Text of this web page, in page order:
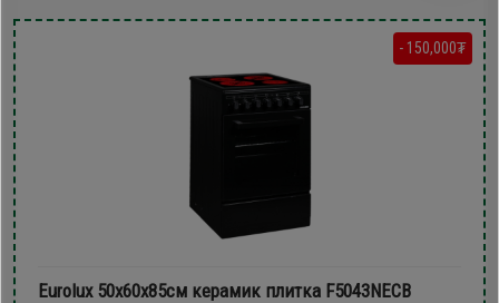
- 150,000₮
Eurolux 50х60x85см керамик плитка F5043NECB